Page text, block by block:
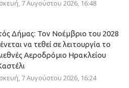
7 Αυγούστου 2026, 16:48
Δήμας: Τον Νοέμβριο του 2028
να τεθεί σε λειτουργία το
Αεροδρόμιο Ηρακλείου
7 Αυγούστου 2026, 16:24